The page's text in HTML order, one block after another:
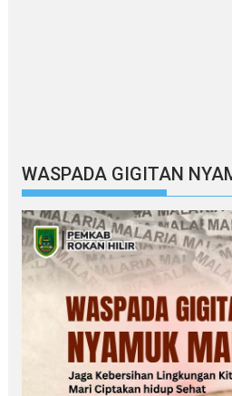
WASPADA GIGITAN